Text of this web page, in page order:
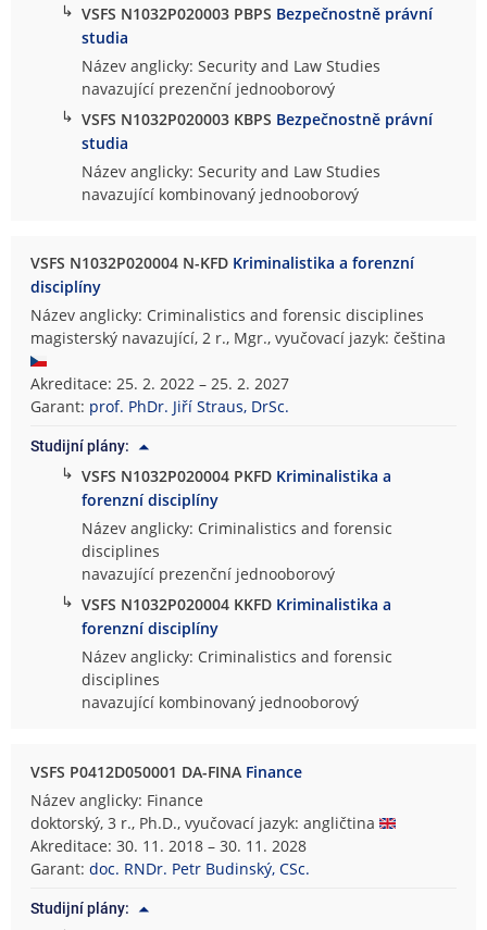
↳ VSFS N1032P020003 PBPS Bezpečnostně právní
studia
Název anglicky: Security and Law Studies
navazující prezenční jednooborový
↳ VSFS N1032P020003 KBPS Bezpečnostně právní
studia
Název anglicky: Security and Law Studies
navazující kombinovaný jednooborový
VSFS N1032P020004 N-KFD Kriminalistika a forenzní
disciplíny
Název anglicky: Criminalistics and forensic disciplines
magisterský navazující, 2 r., Mgr., vyučovací jazyk: čeština
Akreditace: 25. 2. 2022 – 25. 2. 2027
Garant: prof. PhDr. Jiří Straus, DrSc.
Studijní plány:
↳ VSFS N1032P020004 PKFD Kriminalistika a
forenzní disciplíny
Název anglicky: Criminalistics and forensic
disciplines
navazující prezenční jednooborový
↳ VSFS N1032P020004 KKFD Kriminalistika a
forenzní disciplíny
Název anglicky: Criminalistics and forensic
disciplines
navazující kombinovaný jednooborový
VSFS P0412D050001 DA-FINA Finance
Název anglicky: Finance
doktorský, 3 r., Ph.D., vyučovací jazyk: angličtina
Akreditace: 30. 11. 2018 – 30. 11. 2028
Garant:doc. RNDr. Petr Budinský, CSc.
Studijní plány: